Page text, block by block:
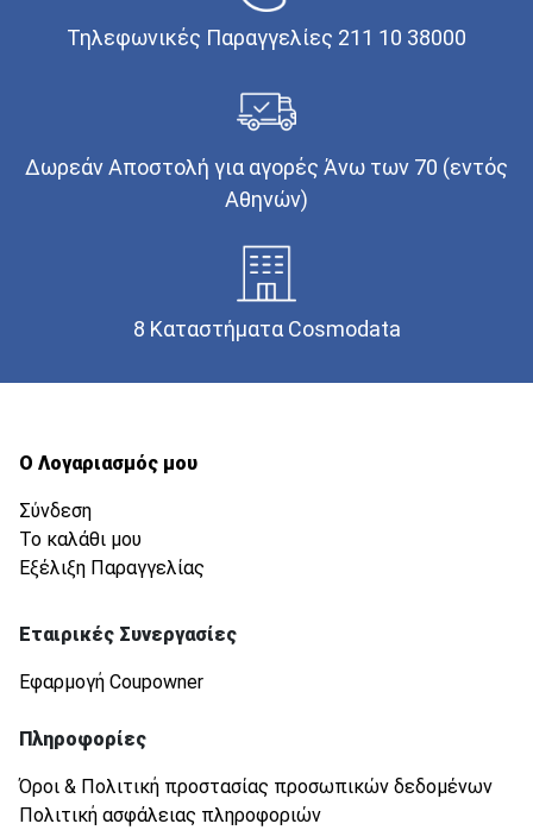
Τηλεφωνικές Παραγγελίες 211 10 38000
Δωρεάν Αποστολή για αγορές Άνω των 70 (εντός
Αθηνών)
8 Καταστήματα Cosmodata
Ο Λογαριασμός μου
Σύνδεση
Το καλάθι μου
Εξέλιξη Παραγγελίας
Εταιρικές Συνεργασίες
Εφαρμογή Coupowner
Πληροφορίες
Όροι & Πολιτική προστασίας προσωπικών δεδομένων
Πολιτική ασφάλειας πληροφοριών